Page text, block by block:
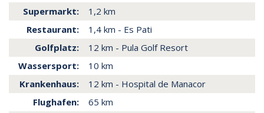
Supermarkt:
1,2 km
Restaurant:
1,4 km - Es Pati
Golfplatz:
12 km - Pula Golf Resort
Wassersport:
10 km
Krankenhaus:
12 km - Hospital de Manacor
Flughafen:
65 km